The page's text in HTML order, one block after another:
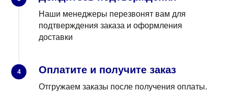
Наши менеджеры перезвонят вам для
подтверждения заказа и оформления
доставки
4 Оплатите и получите заказ
Отгружаем заказы после получения оплаты.